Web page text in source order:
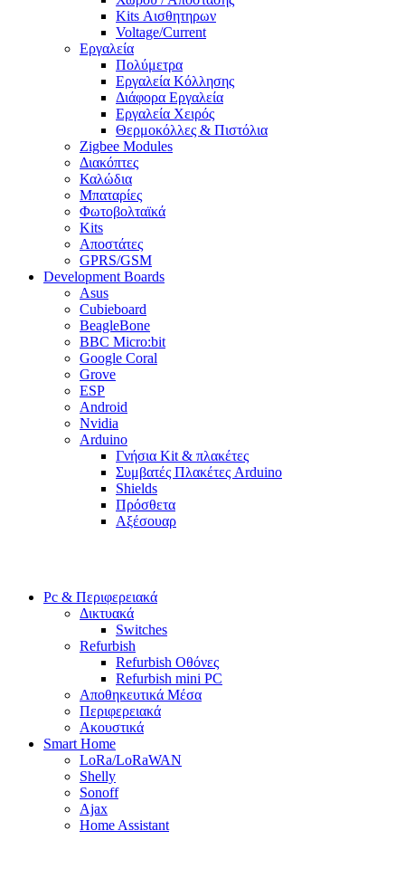
Kits Αισθητηρων
Voltage/Current
Εργαλεία
Πολύμετρα
Εργαλεία Κόλλησης
Διάφορα Εργαλεία
Εργαλεία Χειρός
Θερμοκόλλες & Πιστόλια
Zigbee Modules
Διακόπτες
Καλώδια
Μπαταρίες
Φωτοβολταϊκά
Kits
Αποστάτες
GPRS/GSM
Development Boards
Asus
Cubieboard
BeagleBone
BBC Micro:bit
Google Coral
Grove
ESP
Android
Nvidia
Arduino
Γνήσια Kit & πλακέτες
Συμβατές Πλακέτες Arduino
Shields
Πρόσθετα
Αξέσουαρ
Pc & Περιφερειακά
Δικτυακά
Switches
Refurbish
Refurbish Οθόνες
Refurbish mini PC
Αποθηκευτικά Μέσα
Περιφερειακά
Ακουστικά
Smart Home
LoRa/LoRaWAN
Shelly
Sonoff
Ajax
Home Assistant